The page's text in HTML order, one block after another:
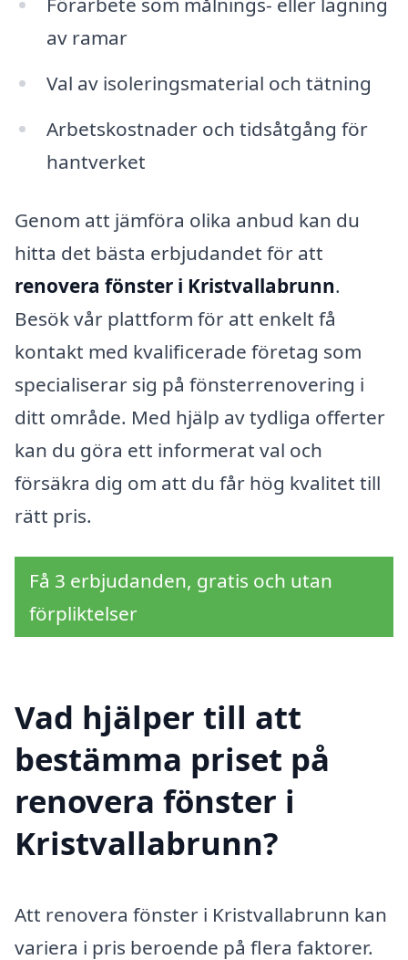
av ramar
Val av isoleringsmaterial och tätning
Arbetskostnader och tidsåtgång för
hantverket
Genom att jämföra olika anbud kan du
hitta det bästa erbjudandet för att
renovera fönster i Kristvallabrunn.
Besök vår plattform för att enkelt få
kontakt med kvalificerade företag som
specialiserar sig på fönsterrenovering i
ditt område. Med hjälp av tydliga offerter
kan du göra ett informerat val och
försäkra dig om att du får hög kvalitet till
rätt pris.
Få 3 erbjudanden, gratis och utan
förpliktelser
Vad hjälper till att
bestämma priset på
renovera fönster i
Kristvallabrunn?
Att renovera fönster i Kristvallabrunn kan
variera i pris beroende på flera faktorer.